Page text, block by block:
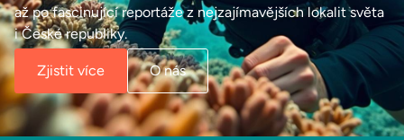
až po fascinující reportáže z nejzajímavějších lokalit světa
i České republiky.
Zjistit více O nás